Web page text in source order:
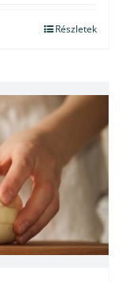
Részletek